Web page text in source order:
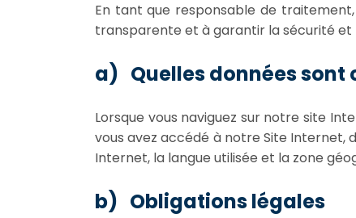
En tant que responsable de
transparente et à garantir la sécurité et
a) Quelles données sont
Lorsque vous naviguez sur notre site
vous avez accédé à notre Site
Internet, la langue utilisée et la zone
b) Obligations légales